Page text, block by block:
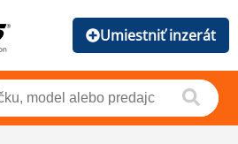
Umiestniť inzerát